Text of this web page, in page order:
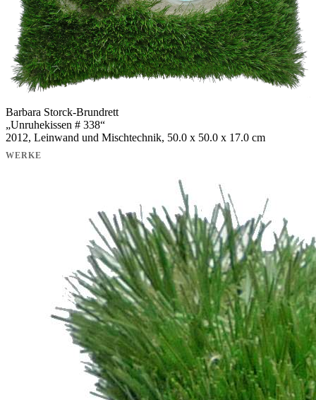
Barbara Storck-Brundrett
„Unruhekissen # 338“
2012, Leinwand und Mischtechnik, 50.0 x 50.0 x 17.0 cm
WERKE